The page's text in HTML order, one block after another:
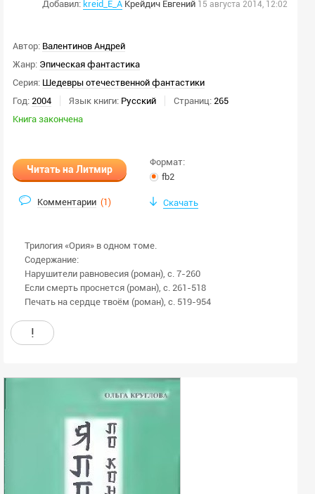
Добавил: kreid_E_A Крейдич Евгений 15 августа 2014, 12:02
Автор: Валентинов Андрей
Жанр: Эпическая фантастика
Серия: Шедевры отечественной фантастики
Год: 2004 Язык книги: Русский Страниц: 265
Книга закончена
Читать на Литмир
Комментарии (1)
Формат:
fb2
Скачать
Трилогия «Ория» в одном томе.
Содержание:
Нарушители равновесия (роман), с. 7-260
Если смерть проснется (роман), с. 261-518
Печать на сердце твоём (роман), с. 519-954
!